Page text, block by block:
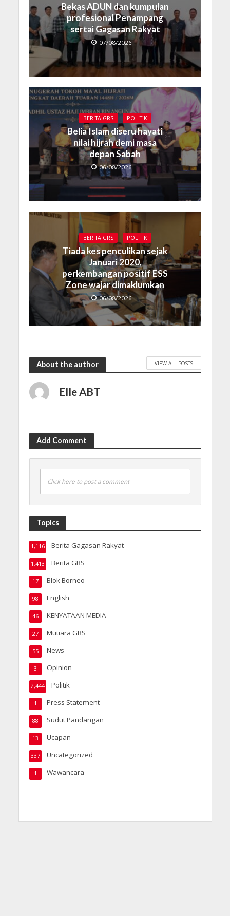
Bekas ADUN dan kumpulan
profesional Penampang
sertai Gagasan Rakyat
07/08/2026
BERITA GRS POLITIK
Belia Islam diseru hayati
nilai hijrah demi masa
depan Sabah
06/08/2026
BERITA GRS POLITIK
Tiada kes penculikan sejak
Januari 2020,
perkembangan positif ESS
Zone wajar dimaklumkan
06/08/2026
About the author VIEW ALL POSTS
Elle ABT
Add Comment
Click here to post a comment
Topics
Berita Gagasan Rakyat
1,116
Berita GRS
1,413
Blok Borneo
17
English
98
KENYATAAN MEDIA
46
Mutiara GRS
27
News
55
Opinion
3
Politik
2,444
Press Statement
1
Sudut Pandangan
88
Ucapan
13
Uncategorized
337
Wawancara
1